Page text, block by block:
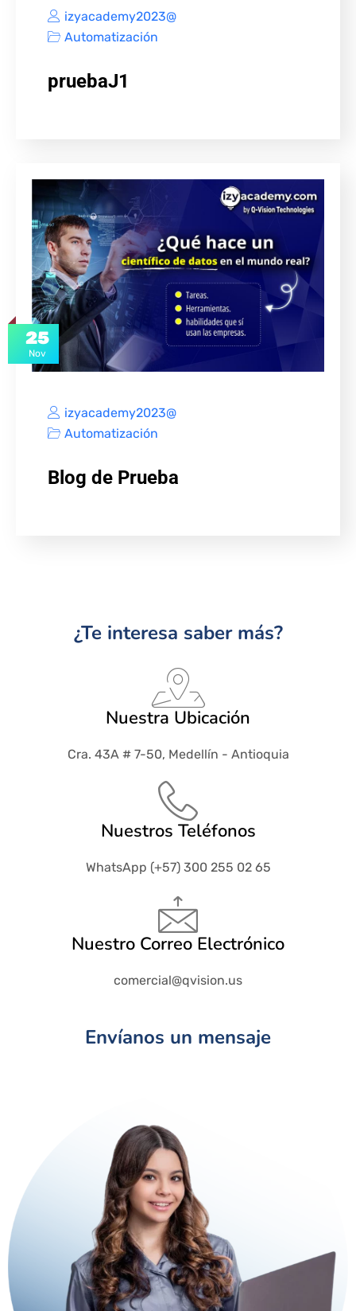
izyacademy2023@
Automatización
pruebaJ1
25
Nov
izyacademy2023@
Automatización
Blog de Prueba
¿Te interesa saber más?
Nuestra Ubicación
Cra. 43A # 7-50, Medellín - Antioquia
Nuestros Teléfonos
WhatsApp (+57) 300 255 02 65
Nuestro Correo Electrónico
comercial@qvision.us
Envíanos un mensaje